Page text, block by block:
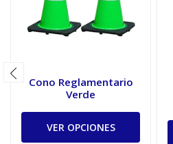
Cono Reglamentario
Verde
VER OPCIONES